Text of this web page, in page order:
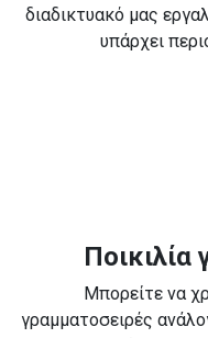
διαδικτυακό μας
υπάρχει
Μπορείτε να
γραμματοσειρές